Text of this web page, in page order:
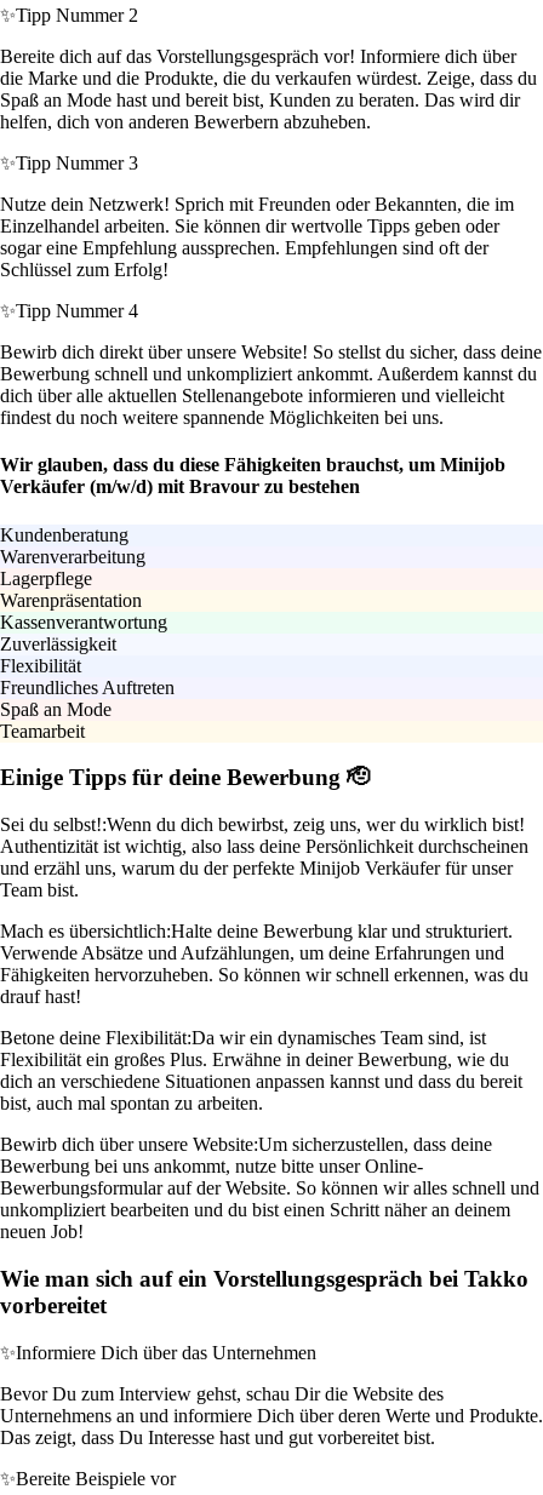
✨Tipp Nummer 2
Bereite dich auf das Vorstellungsgespräch vor! Informiere dich über
die Marke und die Produkte, die du verkaufen würdest. Zeige, dass du
Spaß an Mode hast und bereit bist, Kunden zu beraten. Das wird dir
helfen, dich von anderen Bewerbern abzuheben.
✨Tipp Nummer 3
Nutze dein Netzwerk! Sprich mit Freunden oder Bekannten, die im
Einzelhandel arbeiten. Sie können dir wertvolle Tipps geben oder
sogar eine Empfehlung aussprechen. Empfehlungen sind oft der
Schlüssel zum Erfolg!
✨Tipp Nummer 4
Bewirb dich direkt über unsere Website! So stellst du sicher, dass deine
Bewerbung schnell und unkompliziert ankommt. Außerdem kannst du
dich über alle aktuellen Stellenangebote informieren und vielleicht
findest du noch weitere spannende Möglichkeiten bei uns.
Wir glauben, dass du diese Fähigkeiten brauchst, um Minijob
Verkäufer (m/w/d) mit Bravour zu bestehen
Kundenberatung
Warenverarbeitung
Lagerpflege
Warenpräsentation
Kassenverantwortung
Zuverlässigkeit
Flexibilität
Freundliches Auftreten
Spaß an Mode
Teamarbeit
Einige Tipps für deine Bewerbung 🫡
Sei du selbst!:Wenn du dich bewirbst, zeig uns, wer du wirklich bist!
Authentizität ist wichtig, also lass deine Persönlichkeit durchscheinen
und erzähl uns, warum du der perfekte Minijob Verkäufer für unser
Team bist.
Mach es übersichtlich:Halte deine Bewerbung klar und strukturiert.
Verwende Absätze und Aufzählungen, um deine Erfahrungen und
Fähigkeiten hervorzuheben. So können wir schnell erkennen, was du
drauf hast!
Betone deine Flexibilität:Da wir ein dynamisches Team sind, ist
Flexibilität ein großes Plus. Erwähne in deiner Bewerbung, wie du
dich an verschiedene Situationen anpassen kannst und dass du bereit
bist, auch mal spontan zu arbeiten.
Bewirb dich über unsere Website:Um sicherzustellen, dass deine
Bewerbung bei uns ankommt, nutze bitte unser Online-
Bewerbungsformular auf der Website. So können wir alles schnell und
unkompliziert bearbeiten und du bist einen Schritt näher an deinem
neuen Job!
Wie man sich auf ein Vorstellungsgespräch bei Takko
vorbereitet
✨Informiere Dich über das Unternehmen
Bevor Du zum Interview gehst, schau Dir die Website des
Unternehmens an und informiere Dich über deren Werte und Produkte.
Das zeigt, dass Du Interesse hast und gut vorbereitet bist.
✨Bereite Beispiele vor